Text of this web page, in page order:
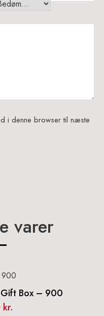
i denne browser til næste
varer
Gift Box – 900
kr.